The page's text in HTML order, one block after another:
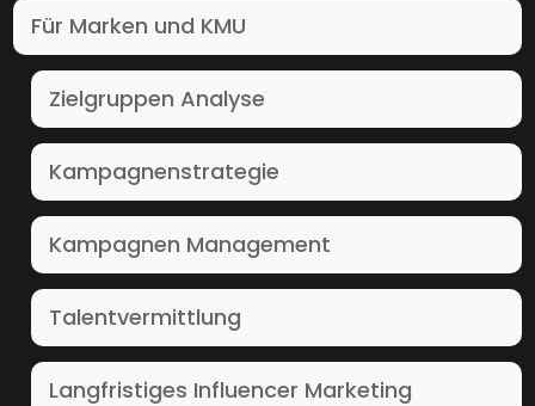
Für Marken und KMU
Zielgruppen Analyse
Kampagnenstrategie
Kampagnen Management
Talentvermittlung
Langfristiges Influencer Marketing